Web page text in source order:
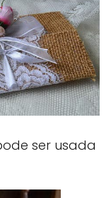
ser usada